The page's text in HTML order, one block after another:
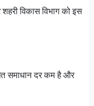
विकास विभाग को इस
समाधान दर कम है और